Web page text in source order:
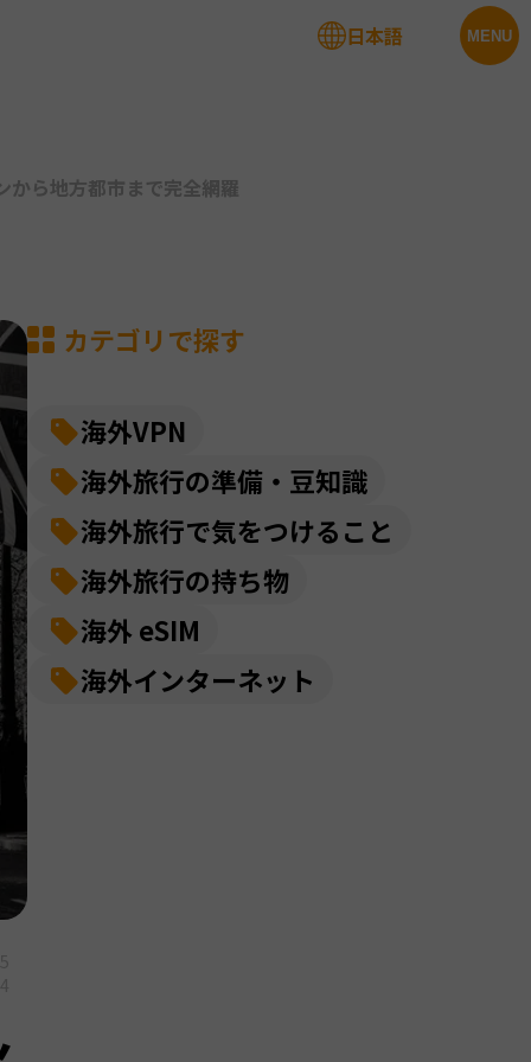
MENU
日本語
から地方都市まで完全網羅
カテゴリで探す
海外VPN
海外旅行の準備・豆知識
海外旅行で気をつけること
海外旅行の持ち物
海外 eSIM
海外インターネット